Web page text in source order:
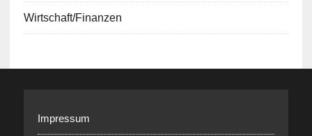
Wirtschaft/Finanzen
Impressum